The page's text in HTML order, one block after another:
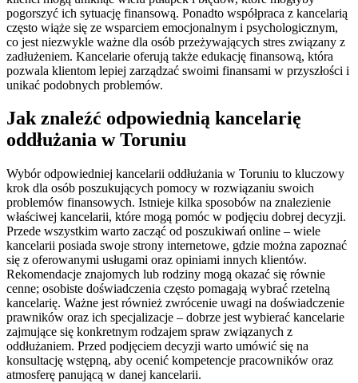
pogorszyć ich sytuację finansową. Ponadto współpraca z kancelarią
często wiąże się ze wsparciem emocjonalnym i psychologicznym,
co jest niezwykle ważne dla osób przeżywających stres związany z
zadłużeniem. Kancelarie oferują także edukację finansową, która
pozwala klientom lepiej zarządzać swoimi finansami w przyszłości i
unikać podobnych problemów.
Jak znaleźć odpowiednią kancelarię
oddłużania w Toruniu
Wybór odpowiedniej kancelarii oddłużania w Toruniu to kluczowy
krok dla osób poszukujących pomocy w rozwiązaniu swoich
problemów finansowych. Istnieje kilka sposobów na znalezienie
właściwej kancelarii, które mogą pomóc w podjęciu dobrej decyzji.
Przede wszystkim warto zacząć od poszukiwań online – wiele
kancelarii posiada swoje strony internetowe, gdzie można zapoznać
się z oferowanymi usługami oraz opiniami innych klientów.
Rekomendacje znajomych lub rodziny mogą okazać się równie
cenne; osobiste doświadczenia często pomagają wybrać rzetelną
kancelarię. Ważne jest również zwrócenie uwagi na doświadczenie
prawników oraz ich specjalizacje – dobrze jest wybierać kancelarie
zajmujące się konkretnym rodzajem spraw związanych z
oddłużaniem. Przed podjęciem decyzji warto umówić się na
konsultację wstępną, aby ocenić kompetencje pracowników oraz
atmosferę panującą w danej kancelarii.